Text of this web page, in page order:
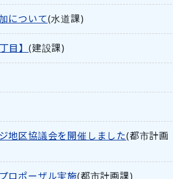
について(水道課)
】 (建設課)
地区協議会を開催しました(都市計画
ロポーザル実施(都市計画課)